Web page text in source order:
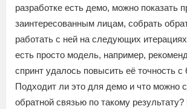
разработке есть демо, можно показать
заинтересованным лицам, собрать
работать с ней на следующих
есть просто модель, например,
спринт удалось повысить её точность с
Подходит ли это для демо и что можно
обратной связью по такому результату?